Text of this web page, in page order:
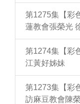
第1275集【彩
蓮教會張榮光
第1274集【彩
江黃好姊妹
第1273集【彩
訪麻豆教會陳